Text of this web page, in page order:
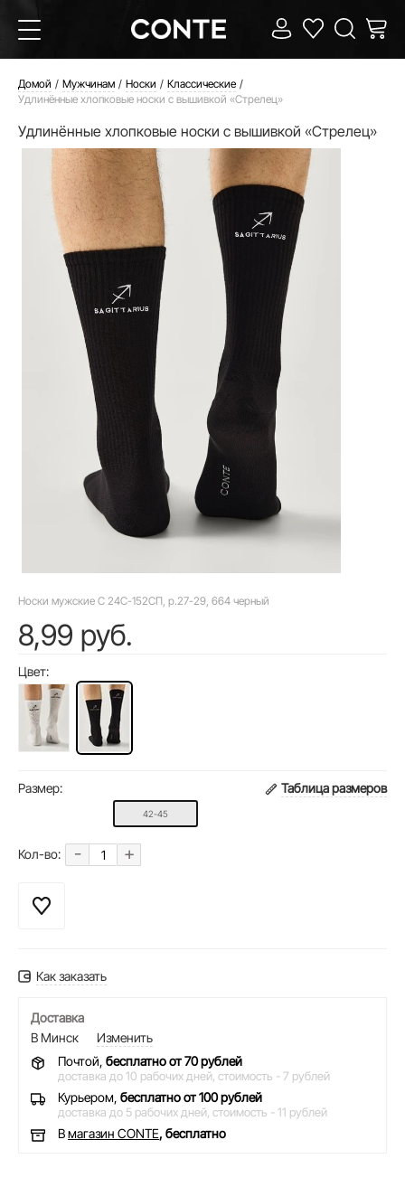
Домой Мужчинам Носки
Классические
Удлинённые хлопковые носки с вышивкой «Стрелец»
Удлинённые хлопковые носки с вышивкой «Стрелец»
Носки мужские C 24С-152СП, р.27-29, 664 черный
8,99 руб.
Цвет:
Размер: Таблица размеров
42-45
Кол-во: - +
Как заказать
Доставка
В Минск
Изменить
Почтой, бесплатно от 70 рублей
доставка до 10 рабочих дней, стоимость - 7 рублей
Курьером, бесплатно от 100 рублей
доставка до 5 рабочих дней, стоимость - 11 рублей
Вмагазин CONTE, бесплатно